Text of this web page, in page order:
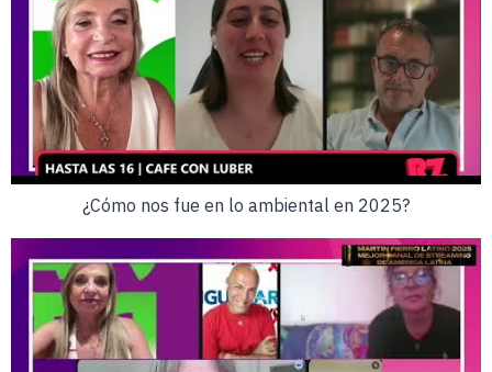
¿Cómo nos fue en lo ambiental en 2025?